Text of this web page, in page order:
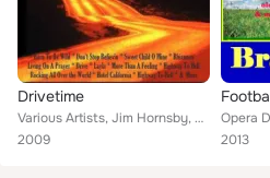
Drivetime
Various Artists, Jim Hornsby, L.A. Freeway, The Watergate, The Acoustics, Pete Willen, Dakota, Azteca, Fab Four, Rock Chicks, Le...
2009
2013